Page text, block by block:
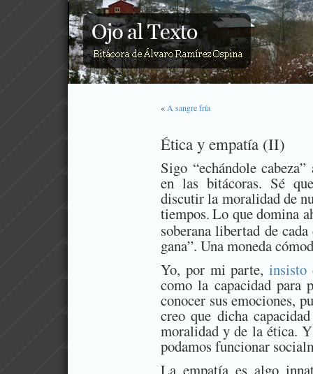
« A sangre fría
Ética y empatía (II)
Sigo “echándole
en las bitácoras. Sé
discutir la moralidad de
tiempos.Lo que domina
soberana libertad de
gana”. Una moneda
Yo, por mi parte,insisto
como la capacidad para
conocer sus emociones,
creo que dicha
moralidad y de la ética.
podamos funcionar
La empatía es algo